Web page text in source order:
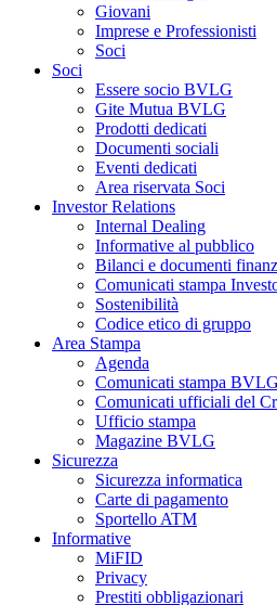
Giovani
Imprese e Professionisti
Soci
Soci
Essere socio BVLG
Gite Mutua BVLG
Prodotti dedicati
Documenti sociali
Eventi dedicati
Area riservata Soci
Investor Relations
Internal Dealing
Informative al pubblico
Bilanci e documenti
Comunicati stampa
Sostenibilità
Codice etico di gruppo
Area Stampa
Agenda
Comunicati stampa BVLG
Comunicati ufficiali del
Ufficio stampa
Magazine BVLG
Sicurezza
Sicurezza informatica
Carte di pagamento
Sportello ATM
Informative
MiFID
Privacy
Prestiti obbligazionari